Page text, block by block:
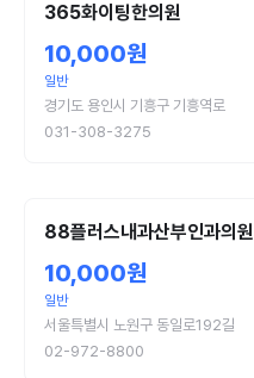
365화이팅한의원
10,000원
일반
경기도 용인시 기흥구 기흥역로
031-308-3275
88플러스내과산부인과의원
10,000원
일반
서울특별시 노원구 동일로192길
02-972-8800